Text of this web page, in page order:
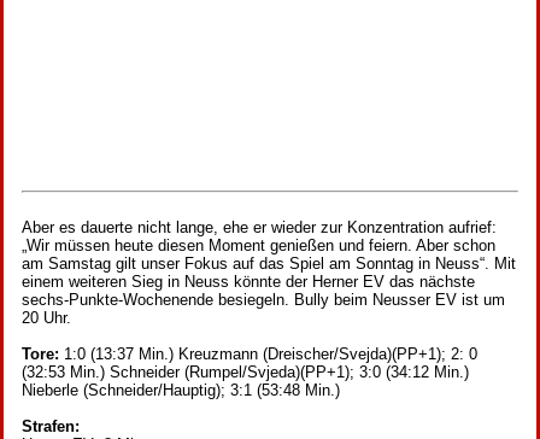
Aber es dauerte nicht lange, ehe er wieder zur Konzentration aufrief:
„Wir müssen heute diesen Moment genießen und feiern. Aber schon
am Samstag gilt unser Fokus auf das Spiel am Sonntag in Neuss“. Mit
einem weiteren Sieg in Neuss könnte der Herner EV das nächste
sechs-Punkte-Wochenende besiegeln. Bully beim Neusser EV ist um
20 Uhr.
Tore: 1:0 (13:37 Min.) Kreuzmann (Dreischer/Svejda)(PP+1); 2: 0
(32:53 Min.) Schneider (Rumpel/Svjeda)(PP+1); 3:0 (34:12 Min.)
Nieberle (Schneider/Hauptig); 3:1 (53:48 Min.)
Strafen: